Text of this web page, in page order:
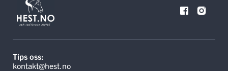
Tips oss:
kontakt@hest.no